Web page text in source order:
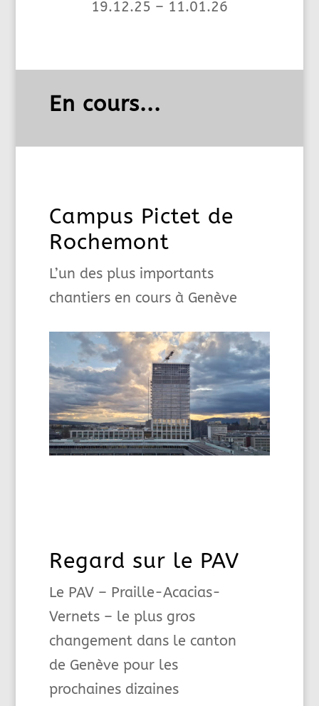
19.12.25 – 11.01.26
En cours...
Campus Pictet de
Rochemont
L’un des plus importants
chantiers en cours à Genève
Regard sur le PAV
Le PAV – Praille-Acacias-
Vernets – le plus gros
changement dans le canton
de Genève pour les
prochaines dizaines